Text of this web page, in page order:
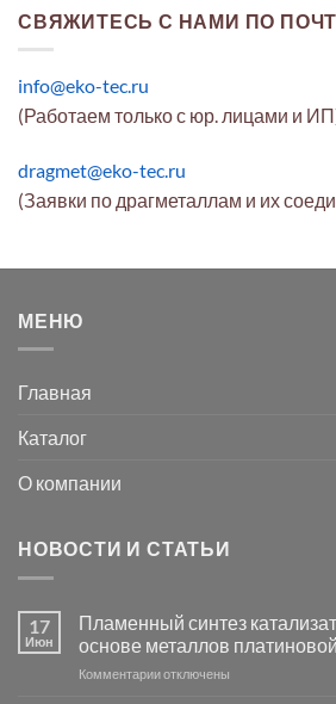
СВЯЖИТЕСЬ С НАМИ ПО
info@eko-tec.ru
(Работаем только с юр. лицами и
dragmet@eko-tec.ru
(Заявки по драгметаллам и их
МЕНЮ
Главная
Каталог
О компании
НОВОСТИ И СТАТЬИ
17
Июн
Пламенный синтез
основе металлов
Комментариикотключены